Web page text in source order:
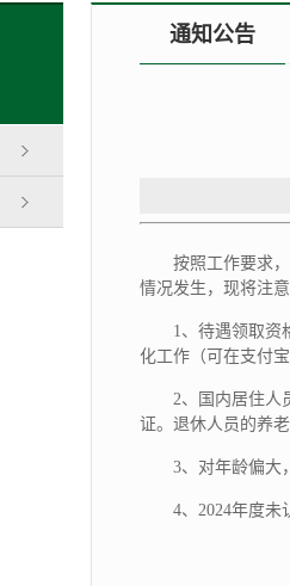
通知公告
按照工作要求
情况发生，现将注
1、待遇领取资
化工作（可在支付
2、国内居住人
证。退休人员的养
3、对年龄偏大
4、2024年度未